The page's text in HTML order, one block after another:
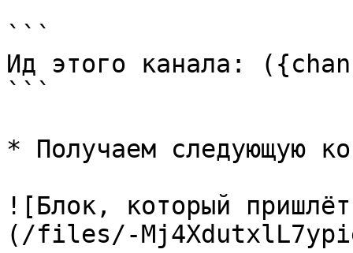
```
Ид этого канала:
```
* Получаем следующую
![Блок, который
(/files/-